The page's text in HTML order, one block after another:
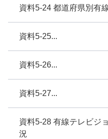
資料5-24 都道府県別有
資料5-25...
資料5-26...
資料5-27...
資料5-28 有線テレビジ
況